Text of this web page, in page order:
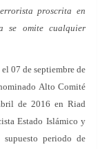
proscrita en
se omite cualquier
07 de septiembre de
Alto Comité
de 2016 en Riad
Estado Islámico y
periodo de